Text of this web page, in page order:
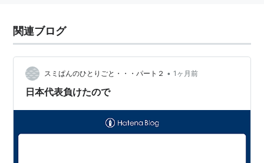
関連ブログ
スミぱんのひとりごと・・・パート２ • 1ヶ月前
日本代表負けたので